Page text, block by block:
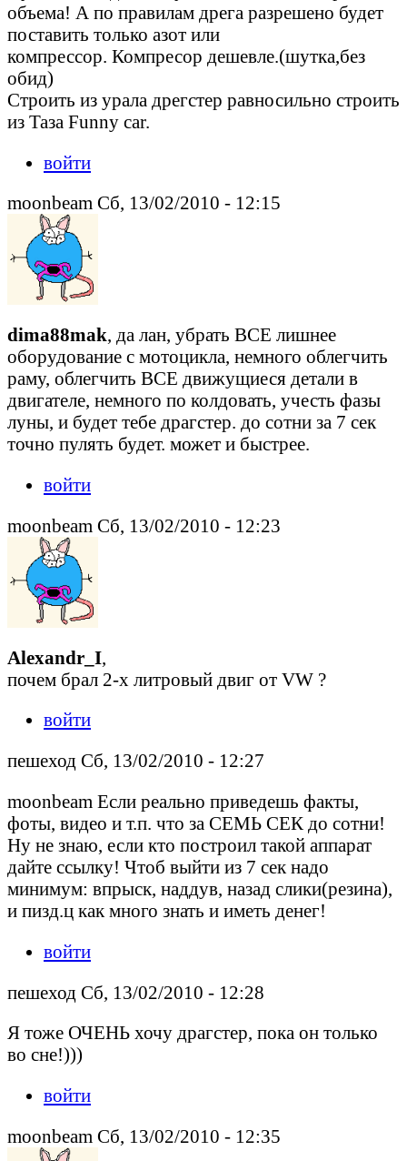
объема! А по правилам дрега разрешено будет
поставить только азот или
компрессор. Компресор дешевле.(шутка,без
обид)
Строить из урала дрегстер равносильно строить
из Таза Funny car.
войти
moonbeam Сб, 13/02/2010 - 12:15
dima88mak, да лан, убрать ВСЕ лишнее
оборудование с мотоцикла, немного облегчить
раму, облегчить ВСЕ движущиеся детали в
двигателе, немного по колдовать, учесть фазы
луны, и будет тебе драгстер. до сотни за 7 сек
точно пулять будет. может и быстрее.
войти
moonbeam Сб, 13/02/2010 - 12:23
Alexandr_I
почем брал 2-х литровый двиг от VW ?
войти
пешеход Сб, 13/02/2010 - 12:27
moonbeam Если реально приведешь факты,
фоты, видео и т.п. что за СЕМЬ СЕК до сотни!
Ну не знаю, если кто построил такой аппарат
дайте ссылку! Чтоб выйти из 7 сек надо
минимум: впрыск, наддув, назад слики(резина),
и пизд.ц как много знать и иметь денег!
войти
пешеход Сб, 13/02/2010 - 12:28
Я тоже ОЧЕНЬ хочу драгстер, пока он только
во сне!)))
войти
moonbeam Сб, 13/02/2010 - 12:35